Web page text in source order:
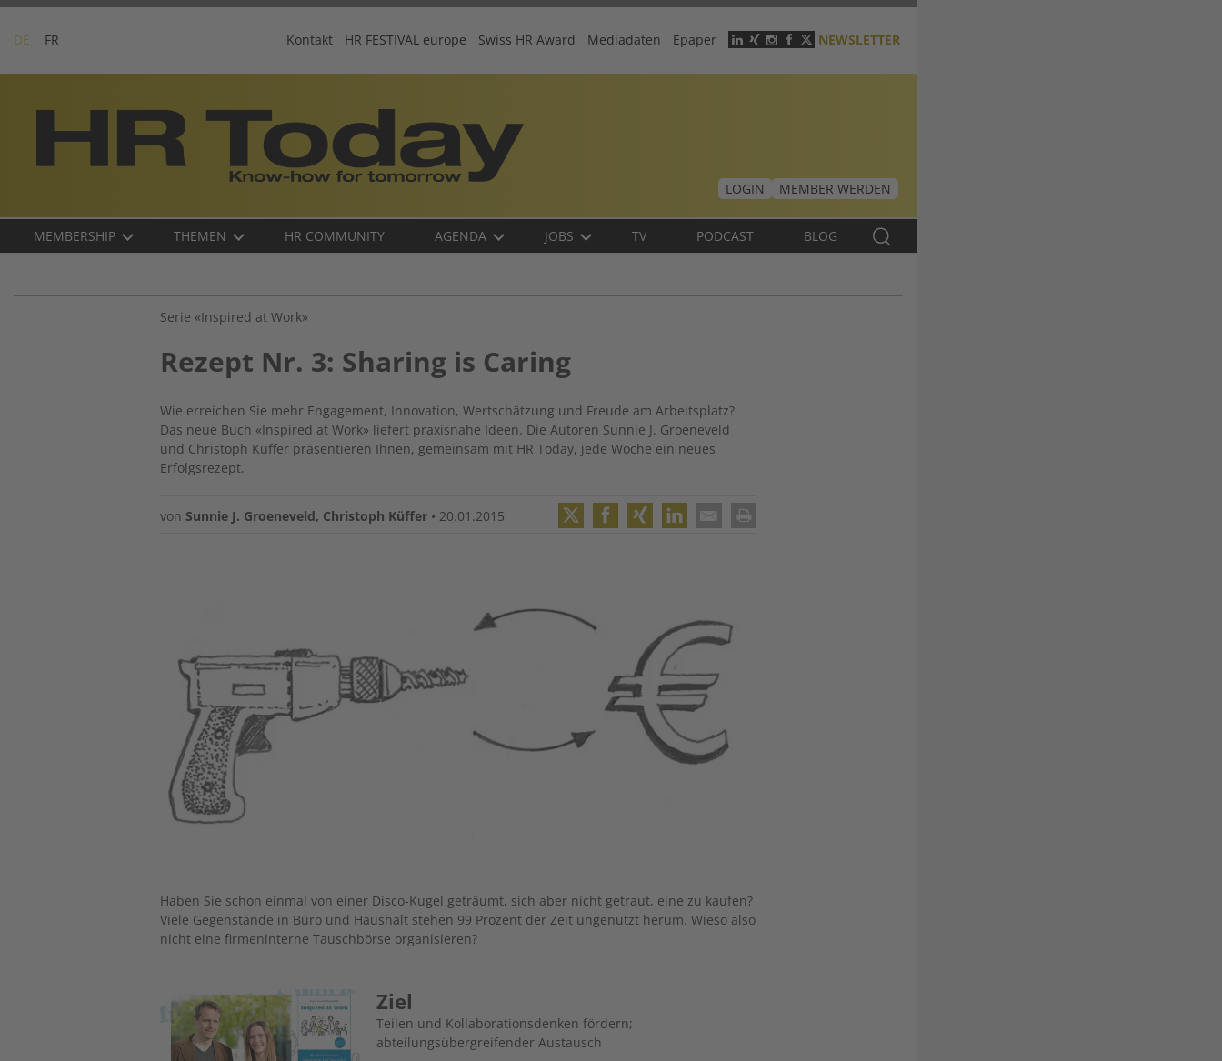
Skip
content
DE FR
Header
menu
Kontakt HR FESTIVAL europe Swiss HR Award Mediadaten Epaper NEWSLETTER
LOGIN
MEMBER WERDEN
Main
DE
MEMBERSHIP THEMEN HR COMMUNITY AGENDA JOBS TV PODCAST BLOG
Serie «Inspired at Work»
Rezept Nr. 3: Sharing is Caring
Wie erreichen Sie mehr Engagement, Innovation, Wertschätzung und Freude am Arbeitsplatz?
Das neue Buch «Inspired at Work» liefert praxisnahe Ideen. Die Autoren Sunnie J. Groeneveld
und Christoph Küffer präsentieren Ihnen, gemeinsam mit HR Today, jede Woche ein neues
Erfolgsrezept.
von Sunnie J. Groeneveld, Christoph Küffer • 20.01.2015
Haben Sie schon einmal von einer Disco-Kugel geträumt, sich aber nicht getraut, eine zu kaufen?
Viele Gegenstände in Büro und Haushalt stehen 99 Prozent der Zeit ungenutzt herum. Wieso also
nicht eine firmeninterne Tauschbörse organisieren?
Image Ziel
Teilen und Kollaborationsdenken fördern;
abteilungsübergreifender Austausch